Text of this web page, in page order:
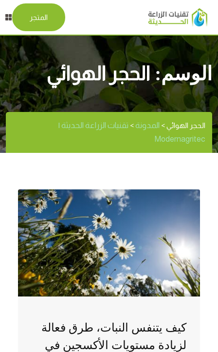
المتجر
الوسم:الحجر الهوائي
الحجر الهوائي> المدونة> تقنيات الزراعة الحديثة |
Modernagritec
كيف يتنفس النبات، طرق فعالة
لزيادة مستويات الأكسجين في